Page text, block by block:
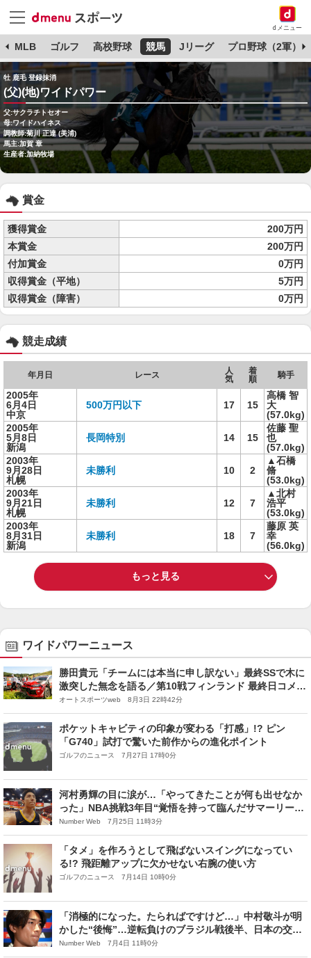
dメニュー
MLB ゴルフ 高校野球 競馬 Jリーグ プロ野球（2軍）
牡 鹿毛 登録抹消
(父)(地)ワイドパワー
父:サクラチトセオー
母:ワイドハイネス
調教師:菊川 正達 (美浦)
馬主:加賀 章
生産者:加納牧場
賞金
獲得賞金
200万円
本賞金
200万円
付加賞金
0万円
収得賞金（平地）
5万円
収得賞金（障害）
0万円
競走成績
年月日 レース
人
気
着
順
騎手
2005年
6月4日
中京
500万円以下 17 15
高橋 智
大
(57.0kg)
2005年
5月8日
新潟
長岡特別 14 15
佐藤 聖
也
(57.0kg)
2003年
9月28日
札幌
未勝利 10 2
▲石橋
脩
(53.0kg)
2003年
9月21日
札幌
未勝利 12 7
▲北村
浩平
(53.0kg)
2003年
8月31日
新潟
未勝利 18 7
藤原 英
幸
(56.0kg)
もっと見る
ワイドパワーニュース
勝田貴元「チームには本当に申し訳ない」最終SSで木に
激突した無念を語る／第10戦フィンランド 最終日コメン
ト集
オートスポーツweb 8月3日 22時42分
ポケットキャビティの印象が変わる「打感」!? ピン
「G740」試打で驚いた前作からの進化ポイント
ゴルフのニュース 7月27日 17時0分
河村勇輝の目に涙が…「やってきたことが何も出せなか
った」NBA挑戦3年目“覚悟を持って臨んだサマーリー
グ”で痛感「NBA本契約をつかむための課題」
Number Web 7月25日 11時3分
「タメ」を作ろうとして飛ばないスイングになってい
る!? 飛距離アップに欠かせない右腕の使い方
ゴルフのニュース 7月14日 10時0分
「消極的になった。たらればですけど…」中村敬斗が明
かした“後悔”…逆転負けのブラジル戦後半、日本の交代
カードはなぜ“守備的”だったのか？
Number Web 7月4日 11時0分